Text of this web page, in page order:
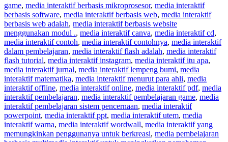
game, media interaktif berbasis mikroprosesor, media interaktif
berbasis software, media interaktif berbasis web, media interaktif
berbasis web adalah, media interaktif berbasis website
menggunakan modul ., media interaktif canva, media interaktif cd,
media interaktif contoh, media interaktif contohnya, media interaktif
dalam pembelajaran, media interaktif flash adalah, media interaktif
flash tutorial, media interaktif instagram, media interaktif itu apa,
media interaktif jurnal, media interaktif lempeng bumi, media
interaktif matematika, media interaktif menurut para ahli, media
interaktif offline, media interaktif online, media interaktif pdf, media
interaktif pembelajaran, media interaktif pembelajaran game, media
interaktif pembelajaran sistem pencernaan, media interaktif
powerpoint, media interaktif ppt, media interaktif utem, media
interaktif warna, media interaktif wordwall, media interaktif yang
memungkinkan penggunanya untuk berkreasi, media pembelajaran